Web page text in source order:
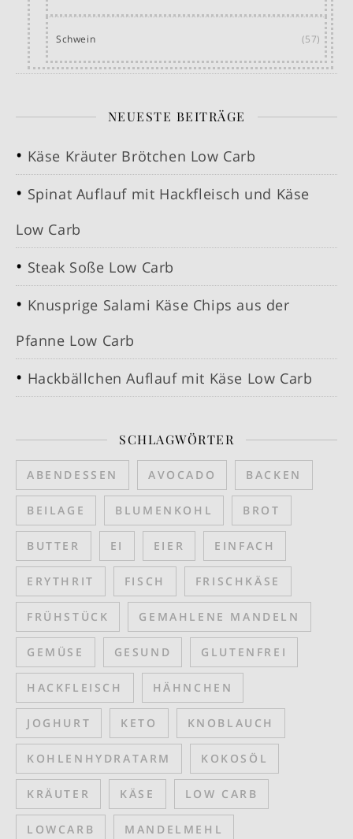
Schwein (57)
NEUESTE BEITRÄGE
Käse Kräuter Brötchen Low Carb
Spinat Auflauf mit Hackfleisch und Käse
Low Carb
Steak Soße Low Carb
Knusprige Salami Käse Chips aus der
Pfanne Low Carb
Hackbällchen Auflauf mit Käse Low Carb
SCHLAGWÖRTER
ABENDESSEN AVOCADO BACKEN
BEILAGE BLUMENKOHL BROT
BUTTER EI EIER EINFACH
ERYTHRIT FISCH FRISCHKÄSE
FRÜHSTÜCK GEMAHLENE MANDELN
GEMÜSE GESUND GLUTENFREI
HACKFLEISCH HÄHNCHEN
JOGHURT KETO KNOBLAUCH
KOHLENHYDRATARM KOKOSÖL
KRÄUTER KÄSE LOW CARB
LOWCARB MANDELMEHL